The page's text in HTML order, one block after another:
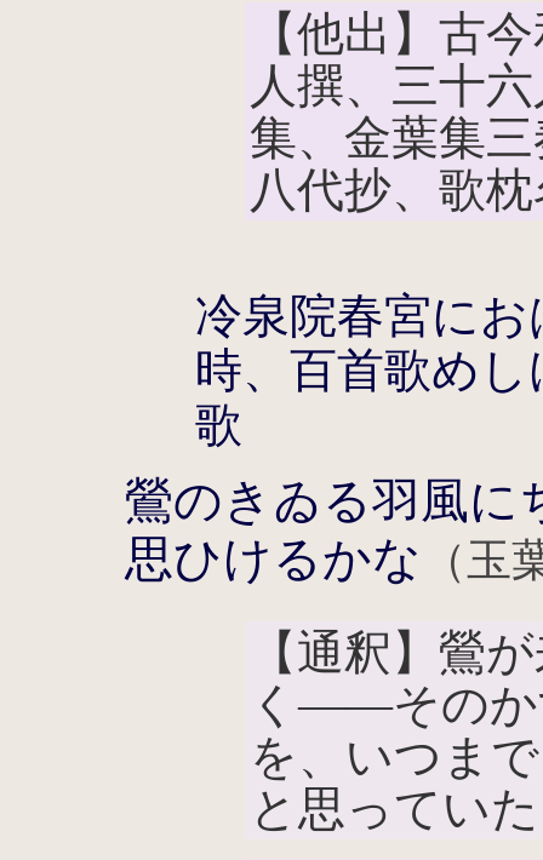
【他出】古
人撰、三十
集、金葉集
八代抄、歌
冷泉院春宮に
時、百首歌め
歌
鶯のきゐる羽風に
思ひけるかな （玉
【通釈】鶯
く――そのか
を、いつま
と思ってい